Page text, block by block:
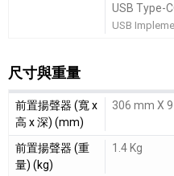
USB Type-
USB
尺寸與重量
尺寸與重量細節敘述
前置揚聲器 (寬 x
高 x 深) (mm)
306 mm X
前置揚聲器 (重
量) (kg)
1.4 Kg